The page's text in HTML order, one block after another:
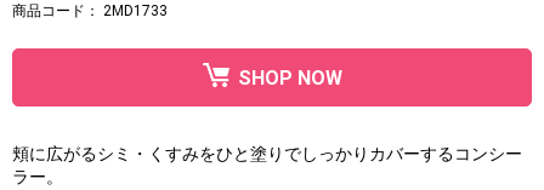
商品コード： 2MD1733
SHOP NOW
頬に広がるシミ・くすみをひと塗りでしっかりカバーするコンシー
ラー。